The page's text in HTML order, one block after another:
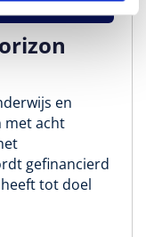
en
met acht
gefinancierd
tot doel